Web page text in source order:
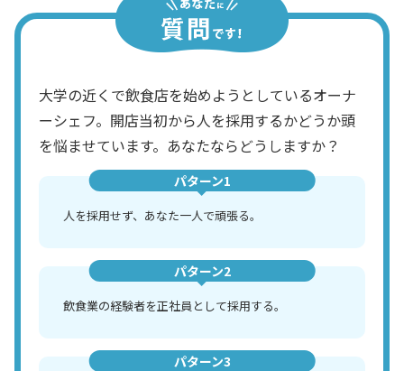
大学の近くで飲食店を始めようとしているオーナ
ーシェフ。開店当初から人を採用するかどうか頭
を悩ませています。あなたならどうしますか？
パターン1
人を採用せず、あなた一人で頑張る。
パターン2
飲食業の経験者を正社員として採用する。
パターン3